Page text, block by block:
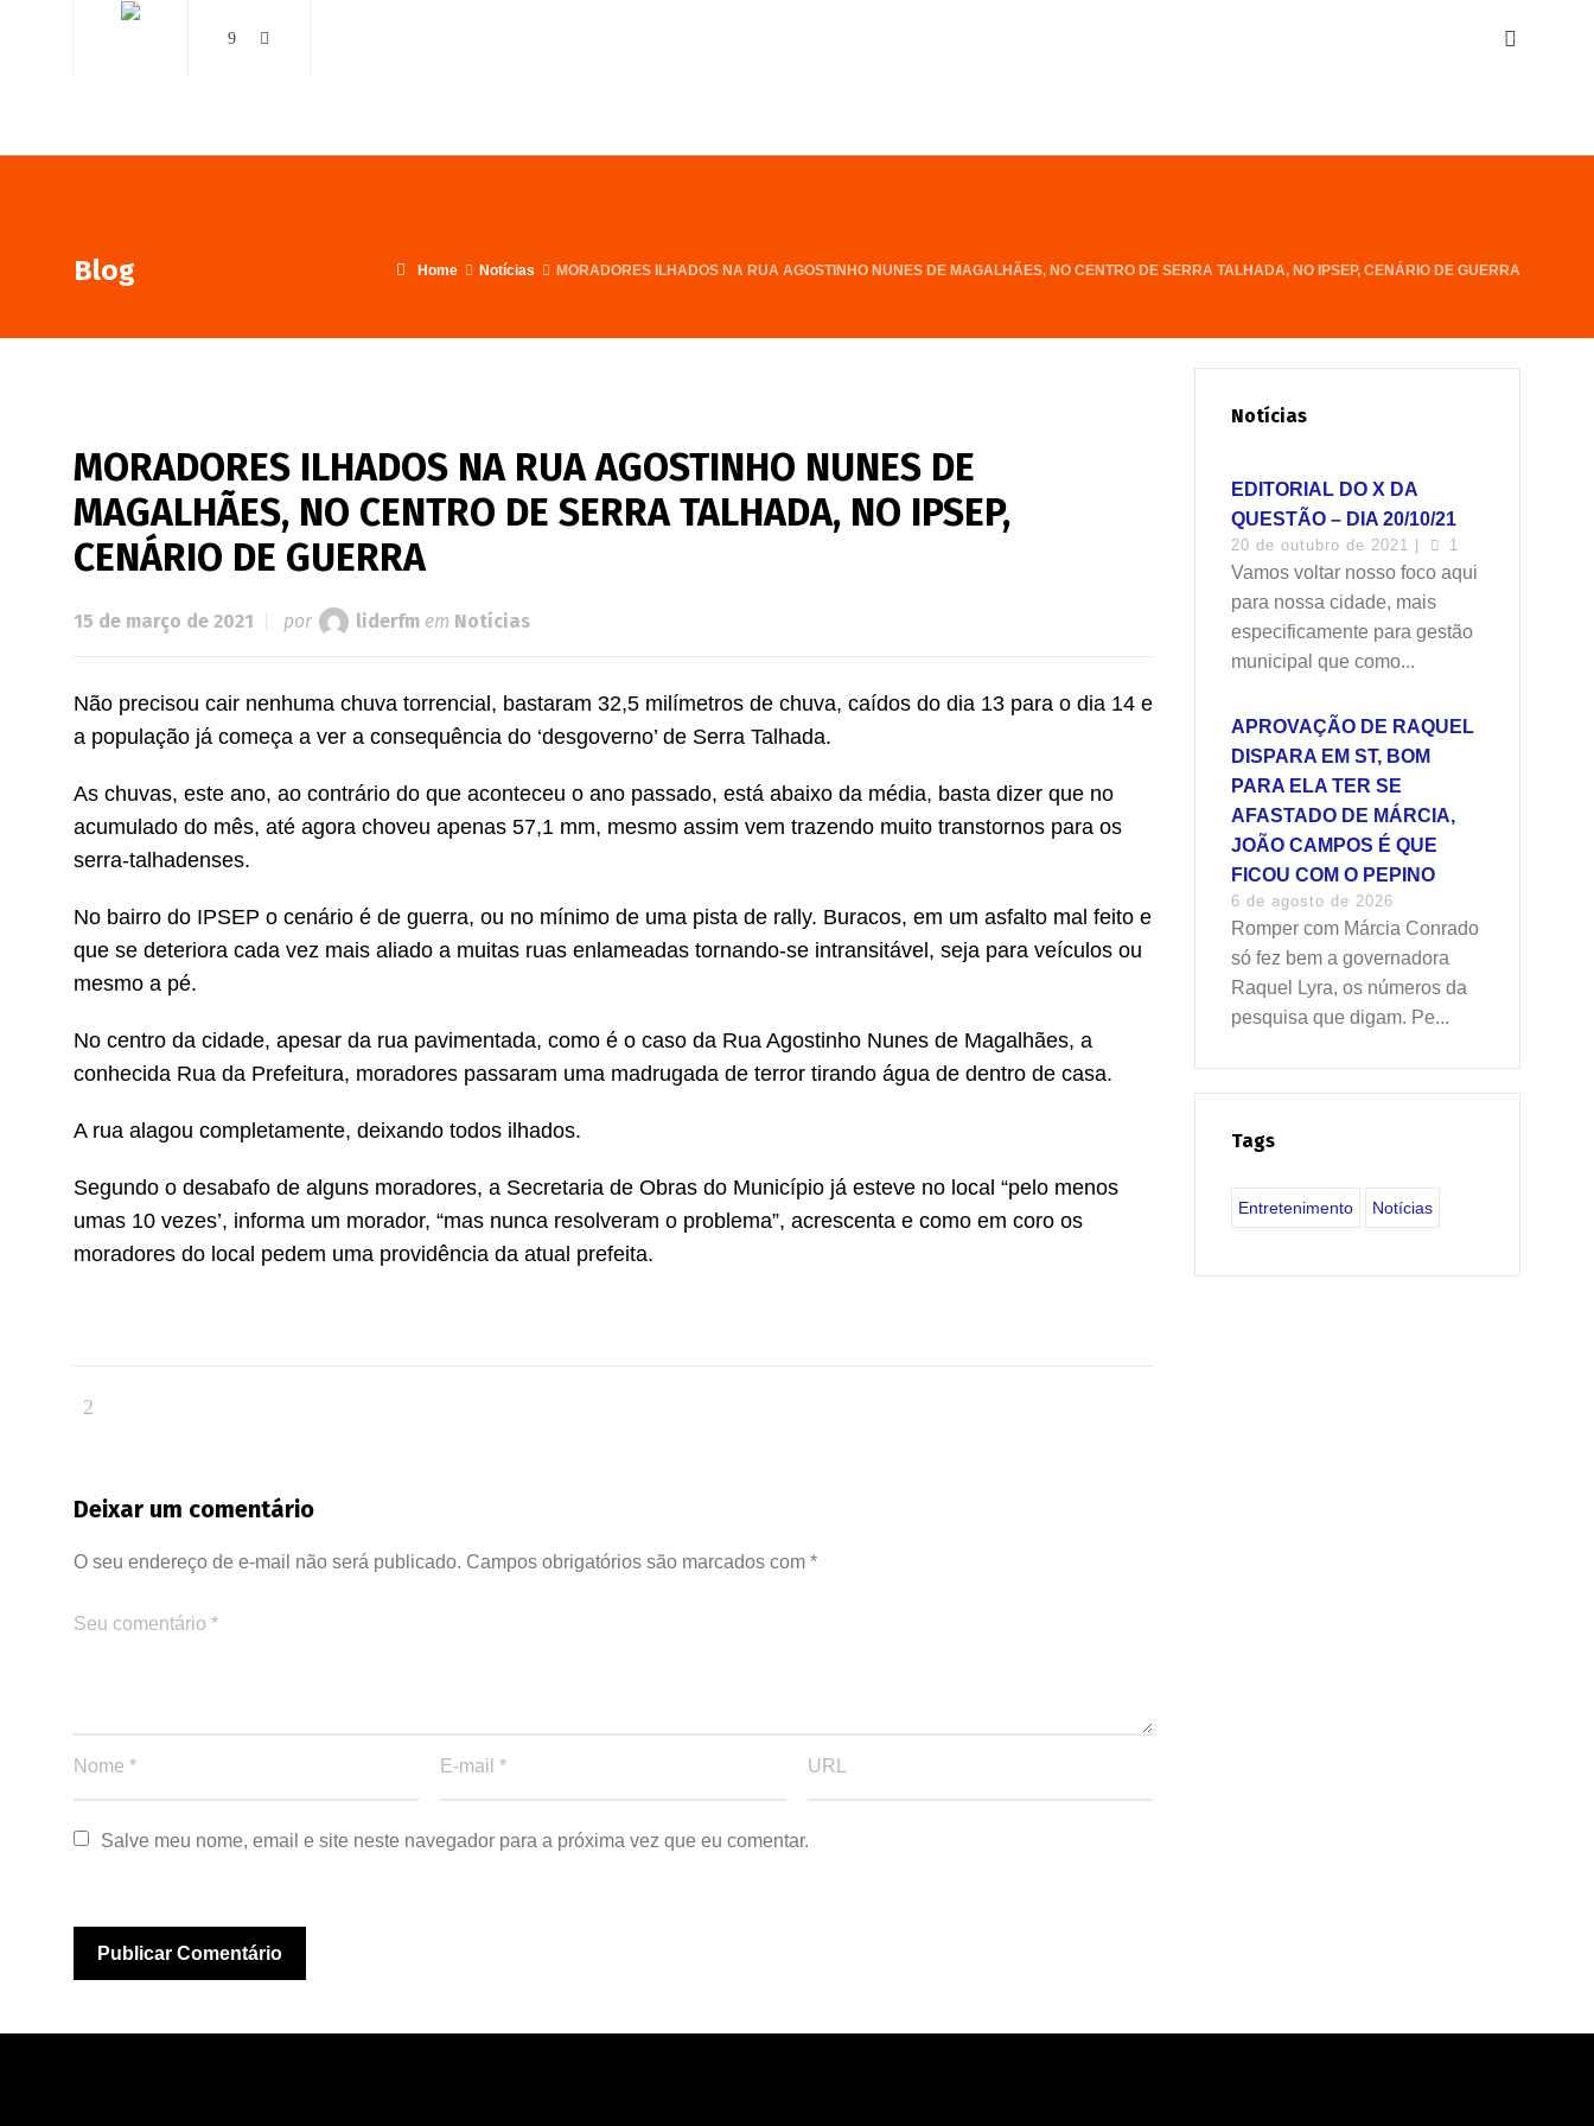
Blog Home Notícias MORADORES ILHADOS NA RUA AGOSTINHO NUNES DE MAGALHÃES, NO CENTRO DE SERRA TALHADA, NO IPSEP, CENÁRIO DE GUERRA
MORADORES ILHADOS NA RUA AGOSTINHO NUNES DE
MAGALHÃES, NO CENTRO DE SERRA TALHADA, NO IPSEP,
CENÁRIO DE GUERRA
15 de março de 2021 por liderfm em Notícias
Não precisou cair nenhuma chuva torrencial, bastaram 32,5 milímetros de chuva, caídos do dia 13 para o dia 14 e
a população já começa a ver a consequência do ‘desgoverno’ de Serra Talhada.
As chuvas, este ano, ao contrário do que aconteceu o ano passado, está abaixo da média, basta dizer que no
acumulado do mês, até agora choveu apenas 57,1 mm, mesmo assim vem trazendo muito transtornos para os
serra-talhadenses.
No bairro do IPSEP o cenário é de guerra, ou no mínimo de uma pista de rally. Buracos, em um asfalto mal feito e
que se deteriora cada vez mais aliado a muitas ruas enlameadas tornando-se intransitável, seja para veículos ou
mesmo a pé.
No centro da cidade, apesar da rua pavimentada, como é o caso da Rua Agostinho Nunes de Magalhães, a
conhecida Rua da Prefeitura, moradores passaram uma madrugada de terror tirando água de dentro de casa.
A rua alagou completamente, deixando todos ilhados.
Segundo o desabafo de alguns moradores, a Secretaria de Obras do Município já esteve no local “pelo menos
umas 10 vezes’, informa um morador, “mas nunca resolveram o problema”, acrescenta e como em coro os
moradores do local pedem uma providência da atual prefeita.
Deixar um comentário
O seu endereço de e-mail não será publicado. Campos obrigatórios são marcados com *
Salve meu nome, email e site neste navegador para a próxima vez que eu comentar.
Notícias
EDITORIAL DO X DA
QUESTÃO – DIA 20/10/21
20 de outubro de 2021 | 1
Vamos voltar nosso foco aqui
para nossa cidade, mais
especificamente para gestão
municipal que como...
APROVAÇÃO DE RAQUEL
DISPARA EM ST, BOM
PARA ELA TER SE
AFASTADO DE MÁRCIA,
JOÃO CAMPOS É QUE
FICOU COM O PEPINO
6 de agosto de 2026
Romper com Márcia Conrado
só fez bem a governadora
Raquel Lyra, os números da
pesquisa que digam. Pe...
Tags
Entretenimento Notícias